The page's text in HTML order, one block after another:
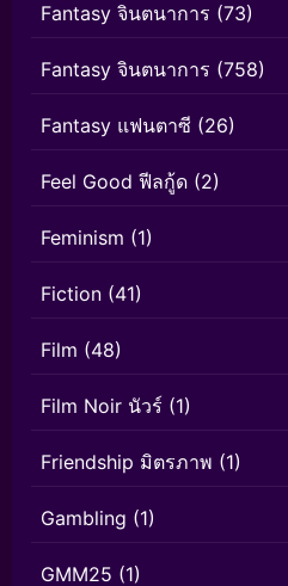
Fantasy จินตนาการ (73)
Fantasy จินตนาการ (758)
Fantasy แฟนตาซี (26)
Feel Good ฟีลกู้ด (2)
Feminism (1)
Fiction (41)
Film (48)
Film Noir นัวร์ (1)
Friendship มิตรภาพ (1)
Gambling (1)
GMM25 (1)